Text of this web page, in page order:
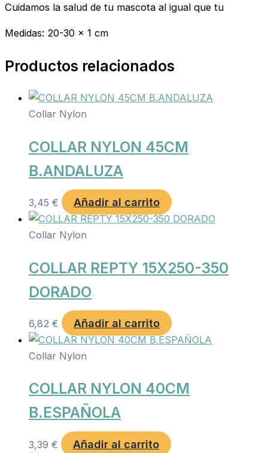
Cuidamos la salud de tu mascota al igual que tu
Medidas: 20-30 x 1 cm
Productos relacionados
Collar Nylon
COLLAR NYLON 45CM
B.ANDALUZA
3,45 € Añadir al carrito
Collar Nylon
COLLAR REPTY 15X250-350
DORADO
6,82 € Añadir al carrito
Collar Nylon
COLLAR NYLON 40CM
B.ESPAÑOLA
3,39 € Añadir al carrito